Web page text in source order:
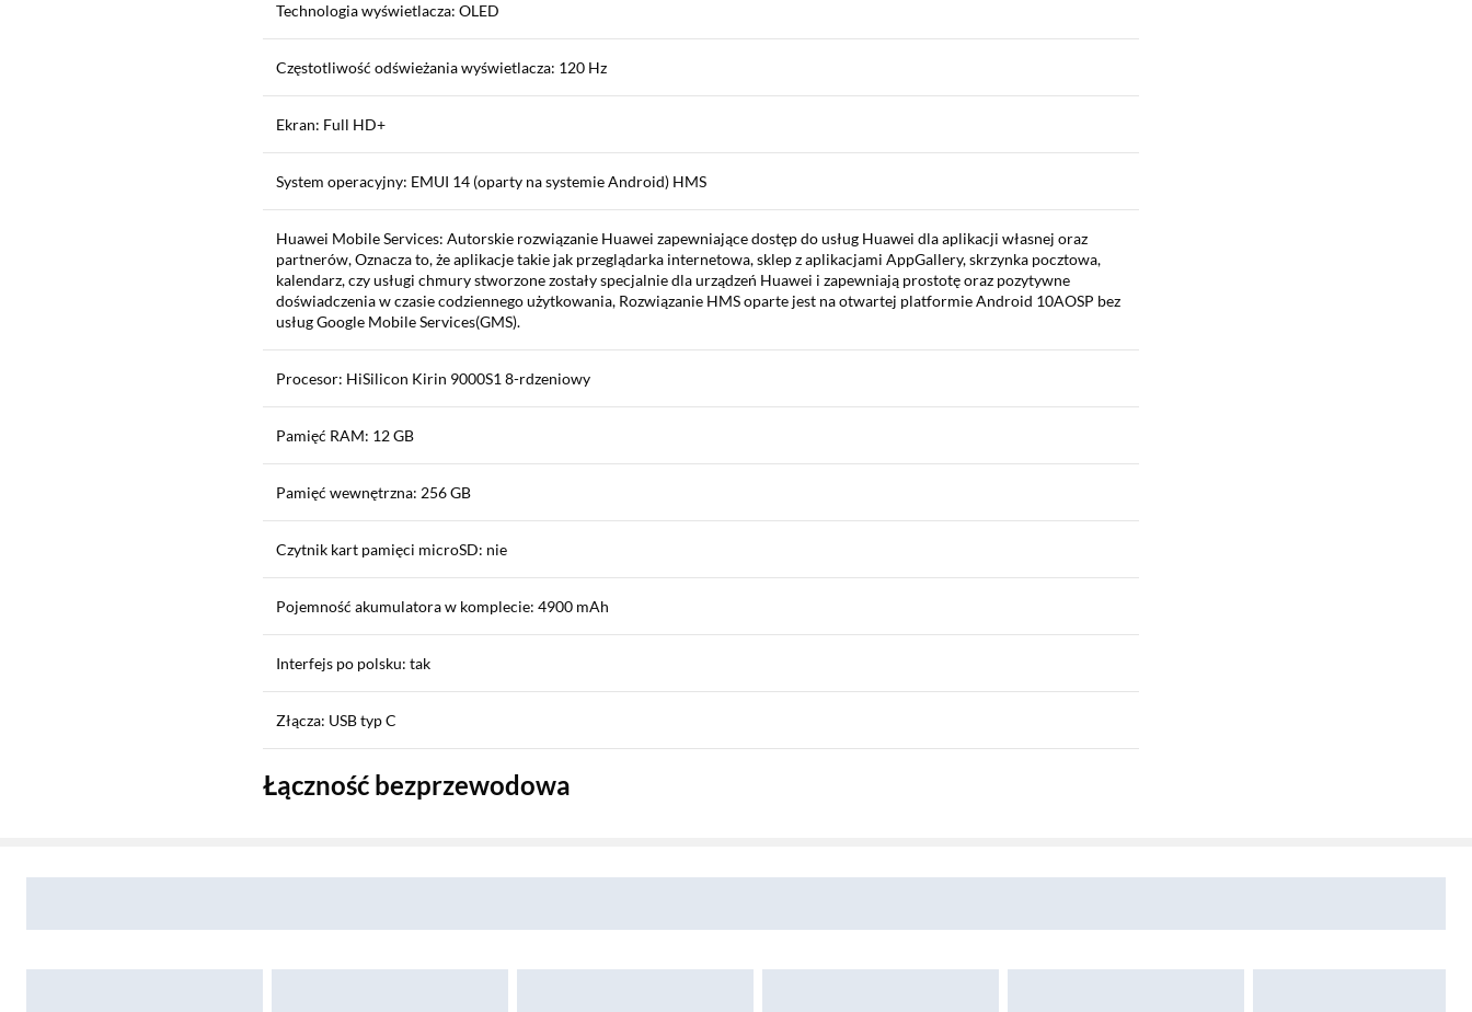
Technologia wyświetlacza: OLED
Częstotliwość odświeżania wyświetlacza: 120 Hz
Ekran: Full HD+
System operacyjny: EMUI 14 (oparty na systemie Android) HMS
Huawei Mobile Services: Autorskie rozwiązanie Huawei zapewniające dostęp do usług Huawei dla aplikacji własnej oraz
partnerów, Oznacza to, że aplikacje takie jak przeglądarka internetowa, sklep z aplikacjami AppGallery, skrzynka pocztowa,
kalendarz, czy usługi chmury stworzone zostały specjalnie dla urządzeń Huawei i zapewniają prostotę oraz pozytywne
doświadczenia w czasie codziennego użytkowania, Rozwiązanie HMS oparte jest na otwartej platformie Android 10AOSP bez
usług Google Mobile Services(GMS).
Procesor: HiSilicon Kirin 9000S1 8-rdzeniowy
Pamięć RAM: 12 GB
Pamięć wewnętrzna: 256 GB
Czytnik kart pamięci microSD: nie
Pojemność akumulatora w komplecie: 4900 mAh
Interfejs po polsku: tak
Złącza: USB typ C
Łączność bezprzewodowa